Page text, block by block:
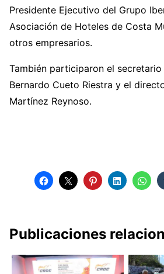
Presidente Ejecutivo del Grupo
Asociación de Hoteles de Costa
otros empresarios.
También participaron el secretario
Bernardo Cueto Riestra y el
Martínez Reynoso.
Publicaciones